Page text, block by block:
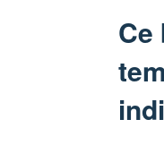
Ce